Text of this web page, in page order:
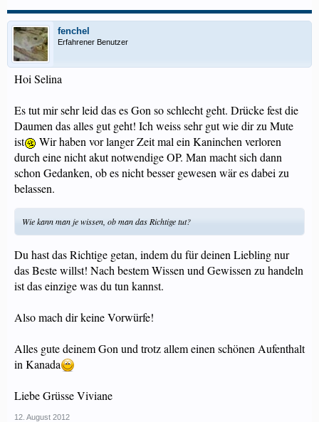
fenchel
Erfahrener Benutzer
Hoi Selina
Es tut mir sehr leid das es Gon so schlecht geht. Drücke fest die
Daumen das alles gut geht! Ich weiss sehr gut wie dir zu Mute
ist
Wir haben vor langer Zeit mal ein Kaninchen verloren
durch eine nicht akut notwendige OP. Man macht sich dann
schon Gedanken, ob es nicht besser gewesen wär es dabei zu
belassen.
Wie kann man je wissen, ob man das Richtige tut?
Du hast das Richtige getan, indem du für deinen Liebling nur
das Beste willst! Nach bestem Wissen und Gewissen zu handeln
ist das einzige was du tun kannst.
Also mach dir keine Vorwürfe!
Alles gute deinem Gon und trotz allem einen schönen Aufenthalt
in Kanada
Liebe Grüsse Viviane
12. August 2012